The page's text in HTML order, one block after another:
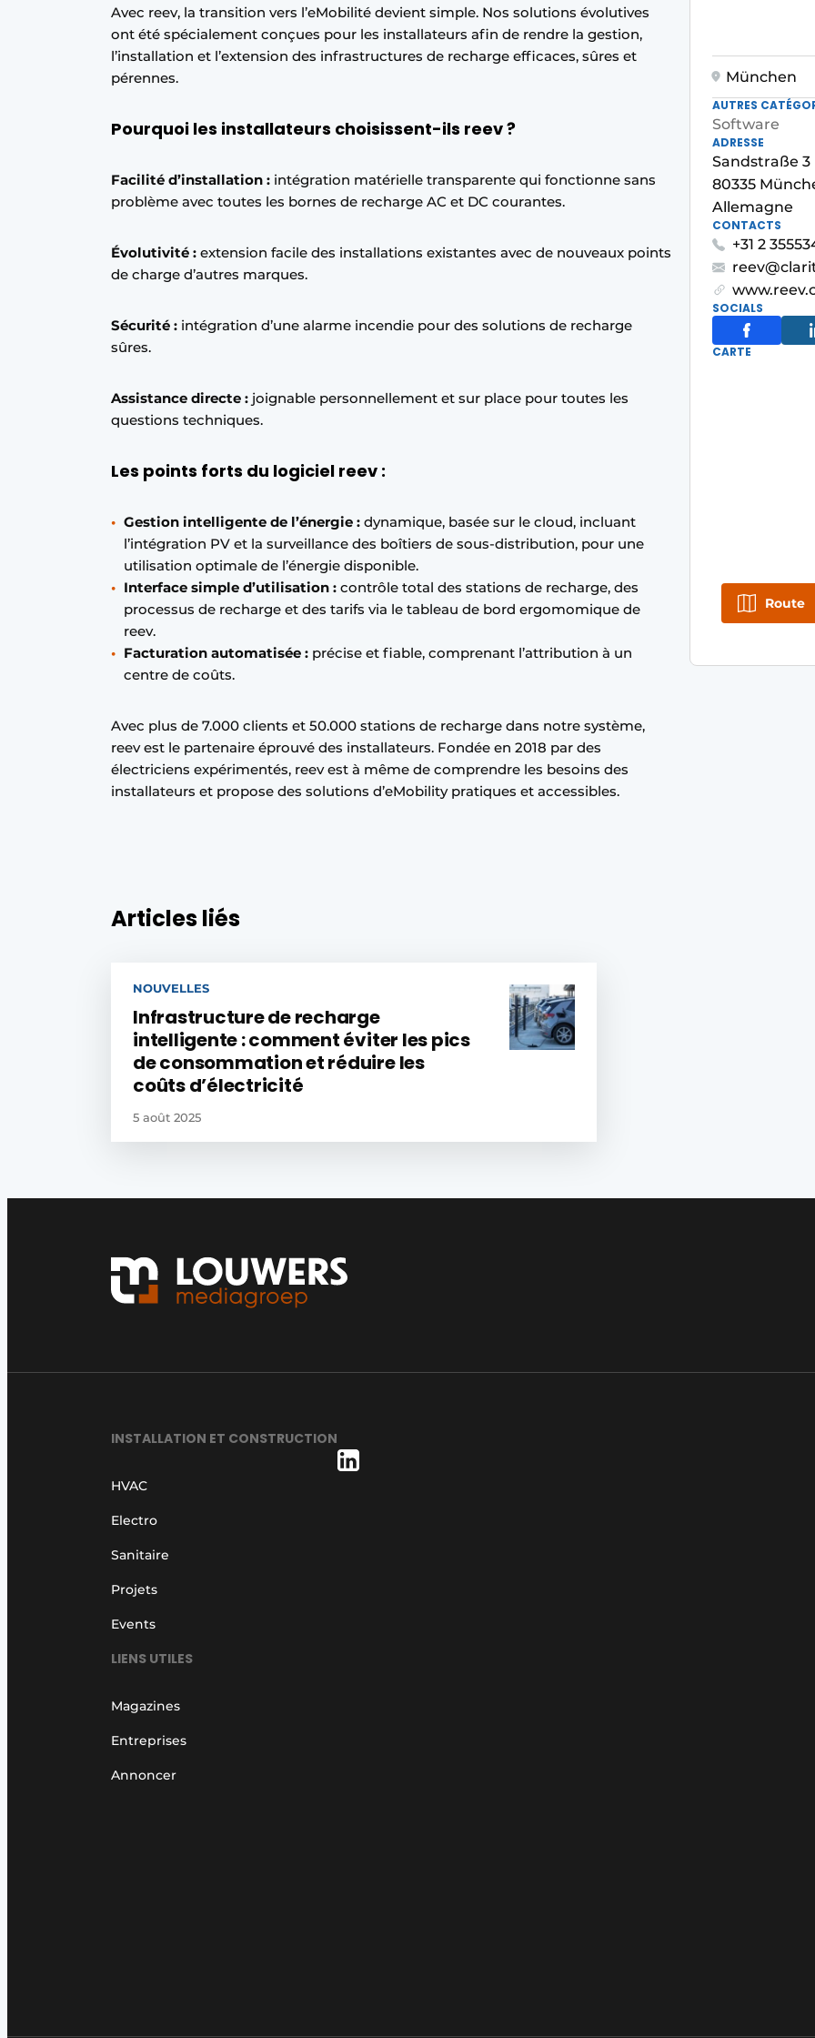
S’inscrire à l’événement
S’inscrire
Termes et conditions
Avec reev, la transition vers l’eMobilité devient simple. Nos solutions évolutives
ont été spécialement conçues pour les installateurs afin de rendre la gestion,
l’installation et l’extension des infrastructures de recharge efficaces, sûres et
pérennes.
Pourquoi les installateurs choisissent-ils reev ?
Facilité d’installation : intégration matérielle transparente qui fonctionne sans
problème avec toutes les bornes de recharge AC et DC courantes.
Évolutivité : extension facile des installations existantes avec de nouveaux points
de charge d’autres marques.
Sécurité : intégration d’une alarme incendie pour des solutions de recharge
sûres.
Assistance directe : joignable personnellement et sur place pour toutes les
questions techniques.
Les points forts du logiciel reev :
Gestion intelligente de l’énergie : dynamique, basée sur le cloud, incluant
l’intégration PV et la surveillance des boîtiers de sous-distribution, pour une
utilisation optimale de l’énergie disponible.
Interface simple d’utilisation : contrôle total des stations de recharge, des
processus de recharge et des tarifs via le tableau de bord ergomomique de
reev.
Facturation automatisée : précise et fiable, comprenant l’attribution à un
centre de coûts.
Avec plus de 7.000 clients et 50.000 stations de recharge dans notre système,
reev est le partenaire éprouvé des installateurs. Fondée en 2018 par des
électriciens expérimentés, reev est à même de comprendre les besoins des
installateurs et propose des solutions d’eMobility pratiques et accessibles.
München
AUTRES
Software
ADRESSE
Sandstraße 3
80335
Allemagne
CONTACTS
+31 2
SOCIALS
CARTE
Route
Articles liés
NOUVELLES
Infrastructure de recharge
intelligente : comment éviter les pics
de consommation et réduire les
coûts d’électricité
5 août 2025
INSTALLATION ET CONSTRUCTION
HVAC
Electro
Sanitaire
Projets
Events
LIENS UTILES
Magazines
Entreprises
Annoncer